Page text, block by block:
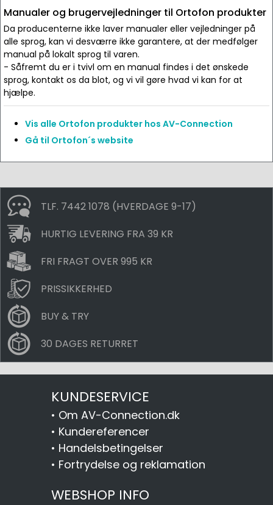
Manualer og brugervejledninger til Ortofon produkter
Da producenterne ikke laver manualer eller vejledninger på
alle sprog, kan vi desværre ikke garantere, at der medfølger
manual på lokalt sprog til varen.
- Såfremt du er i tvivl om en manual findes i det ønskede
sprog, kontakt os da blot, og vi vil gøre hvad vi kan for at
hjælpe.
Vis alle Ortofon produkter hos AV-Connection
Gå til Ortofon´s website
TLF. 7442 1078 (HVERDAGE 9-17)
HURTIG LEVERING FRA 39 KR
FRI FRAGT OVER 995 KR
PRISSIKKERHED
BUY & TRY
30 DAGES RETURRET
KUNDESERVICE
• Om AV-Connection.dk
• Kundereferencer
• Handelsbetingelser
• Fortrydelse og reklamation
WEBSHOP INFO